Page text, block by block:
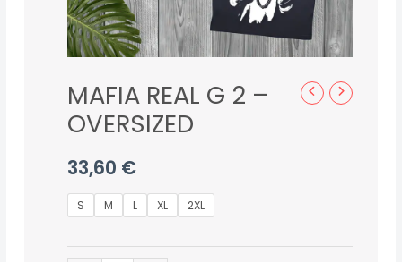
MAFIA REAL G 2 –
OVERSIZED
33,60 €
S M L XL 2XL